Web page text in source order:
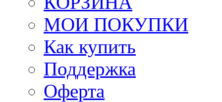
МОИ ПОКУПКИ
Как купить
Поддержка
Оферта